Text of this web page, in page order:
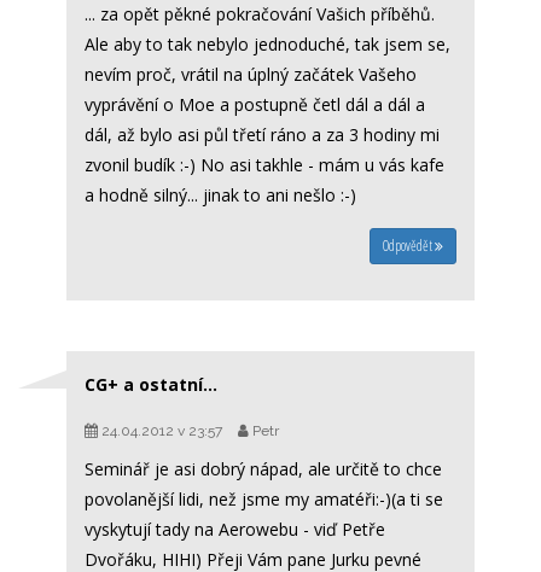
... za opět pěkné pokračování Vašich příběhů.
Ale aby to tak nebylo jednoduché, tak jsem se,
nevím proč, vrátil na úplný začátek Vašeho
vyprávění o Moe a postupně četl dál a dál a
dál, až bylo asi půl třetí ráno a za 3 hodiny mi
zvonil budík :-) No asi takhle - mám u vás kafe
a hodně silný... jinak to ani nešlo :-)
Odpovědět
CG+ a ostatní...
24.04.2012 v 23:57 Petr
Seminář je asi dobrý nápad, ale určitě to chce
povolanější lidi, než jsme my amatéři:-)(a ti se
vyskytují tady na Aerowebu - viď Petře
Dvořáku, HIHI) Přeji Vám pane Jurku pevné